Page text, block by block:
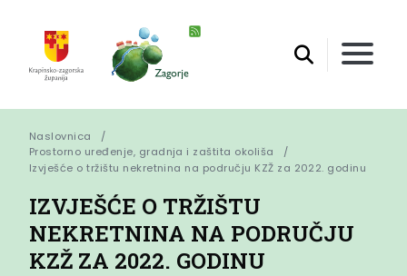
Naslovnica
Prostorno uređenje, gradnja i zaštita okoliša
Izvješće o tržištu nekretnina na području KZŽ za 2022. godinu
IZVJEŠĆE O TRŽIŠTU
NEKRETNINA NA PODRUČJU
KZŽ ZA 2022. GODINU